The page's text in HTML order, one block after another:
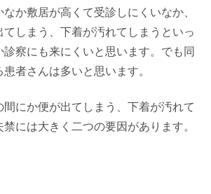
か敷居が高くて受診しにくいなか、
しまう、下着が汚れてしまうといっ
察にも来にくいと思います。でも同
者さんは多いと思います。
にか便が出てしまう、下着が汚れて
には大きく二つの要因があります。